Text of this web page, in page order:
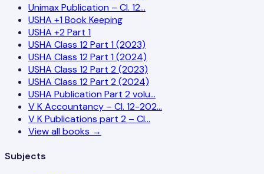
Unimax Publication – Cl. 12…
USHA +1 Book Keeping
USHA +2 Part 1
USHA Class 12 Part 1 (2023)
USHA Class 12 Part 1 (2024)
USHA Class 12 Part 2 (2023)
USHA Class 12 Part 2 (2024)
USHA Publication Part 2 volu…
V K Accountancy – Cl. 12-202…
V K Publications part 2 – Cl…
View all books →
Subjects